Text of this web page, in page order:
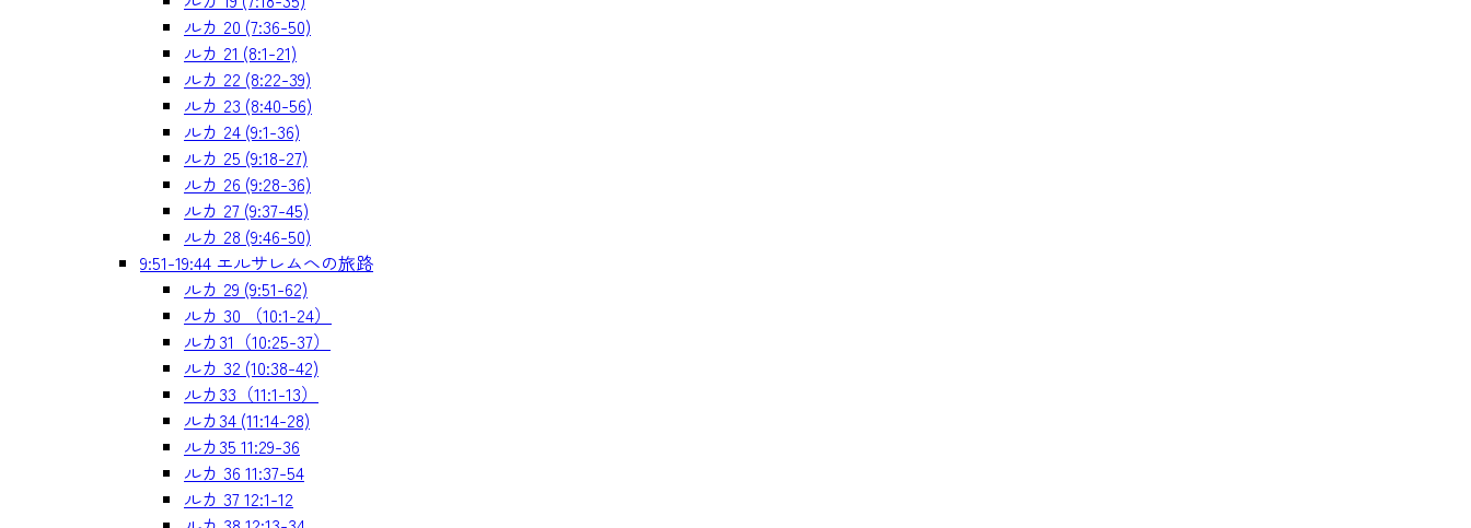
ルカ 20 (7:36-50)
ルカ 21 (8:1-21)
ルカ 22 (8:22-39)
ルカ 23 (8:40-56)
ルカ 24 (9:1-36)
ルカ 25 (9:18-27)
ルカ 26 (9:28-36)
ルカ 27 (9:37-45)
ルカ 28 (9:46-50)
9:51-19:44 エルサレムへの旅路
ルカ 29 (9:51-62)
ルカ 30 （10:1-24）
ルカ31（10:25-37）
ルカ 32 (10:38-42)
ルカ33（11:1-13）
ルカ34 (11:14-28)
ルカ35 11:29-36
ルカ 36 11:37-54
ルカ 37 12:1-12